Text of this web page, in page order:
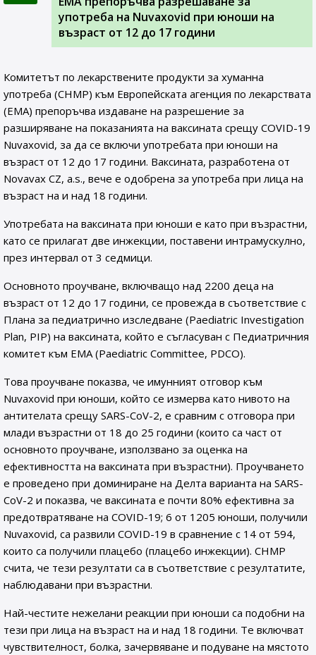
употреба на Nuvaxovid при юноши на
възраст от 12 до 17 години
Комитетът по лекарствените продукти за хуманна
употреба (CHMP) към Европейската агенция по лекарствата
(EMA) препоръчва издаване на разрешение за
разширяване на показанията на ваксината срещу COVID-19
Nuvaxovid, за да се включи употребата при юноши на
възраст от 12 до 17 години. Ваксината, разработена от
Novavax CZ, a.s., вече е одобрена за употреба при лица на
възраст на и над 18 години.
Употребата на ваксината при юноши е като при възрастни,
като се прилагат две инжекции, поставени интрамускулно,
през интервал от 3 седмици.
Основното проучване, включващо над 2200 деца на
възраст от 12 до 17 години, се провежда в съответствие с
Плана за педиатрично изследване (Paediatric Investigation
Plan, PIP) на ваксината, който е съгласуван с Педиатричния
комитет към EMA (Paediatric Committee, PDCO).
Това проучване показва, че имунният отговор към
Nuvaxovid при юноши, който се измерва като нивото на
антителата срещу SARS-CoV-2, е сравним с отговора при
млади възрастни от 18 до 25 години (които са част от
основното проучване, използвано за оценка на
ефективността на ваксината при възрастни). Проучването
е проведено при доминиране на Делта варианта на SARS-
CoV-2 и показва, че ваксината е почти 80% ефективна за
предотвратяване на COVID-19; 6 от 1205 юноши, получили
Nuvaxovid, са развили COVID-19 в сравнение с 14 от 594,
които са получили плацебо (плацебо инжекции). CHMP
счита, че тези резултати са в съответствие с резултатите,
наблюдавани при възрастни.
Най-честите нежелани реакции при юноши са подобни на
тези при лица на възраст на и над 18 години. Те включват
чувствителност, болка, зачервяване и подуване на мястото